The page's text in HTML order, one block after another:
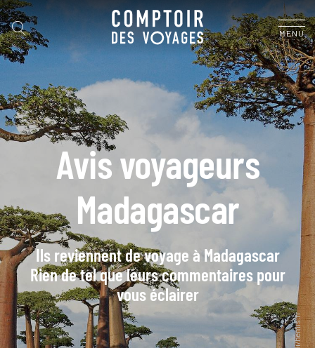
MENU
Avis voyageurs
Madagascar
Ils reviennent de voyage à Madagascar
Rien de tel que leurs commentaires pour
vous éclairer